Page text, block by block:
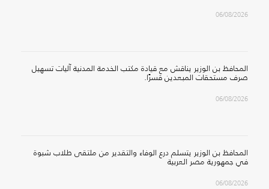
06/08/2026
المحافظ بن الوزير يناقش مع قيادة مكتب الخدمة المدنية آليات تسهيل
صرف مستحقات المبعدين قسرًا.
06/08/2026
المحافظ بن الوزير يتسلم درع الوفاء والتقدير من ملتقى طلاب شبوة
في جمهورية مصر العربية
06/08/2026